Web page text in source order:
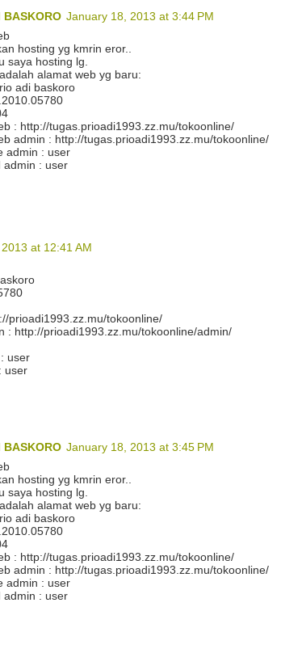
BASKORO January 18, 2013 at 3:44 PM
hosting yg kmrin eror..
saya hosting lg.
alamat web yg baru:
adi baskoro
: http://tugas.prioadi1993.zz.mu/tokoonline/
admin : http://tugas.prioadi1993.zz.mu/tokoonline/
admin : user
admin : user
at 12:41 AM
prioadi1993.zz.mu/tokoonline/
: http://prioadi1993.zz.mu/tokoonline/admin/
user
user
BASKORO January 18, 2013 at 3:45 PM
hosting yg kmrin eror..
saya hosting lg.
alamat web yg baru:
adi baskoro
: http://tugas.prioadi1993.zz.mu/tokoonline/
admin : http://tugas.prioadi1993.zz.mu/tokoonline/
admin : user
admin : user